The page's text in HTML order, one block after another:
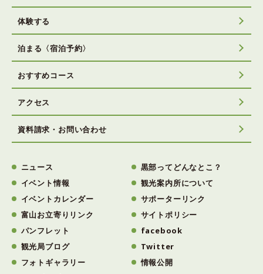
体験する
泊まる〈宿泊予約〉
おすすめコース
アクセス
資料請求・お問い合わせ
ニュース
イベント情報
イベントカレンダー
富山お立寄りリンク
パンフレット
観光局ブログ
フォトギャラリー
黒部ってどんなとこ？
観光案内所について
サポーターリンク
サイトポリシー
facebook
Twitter
情報公開